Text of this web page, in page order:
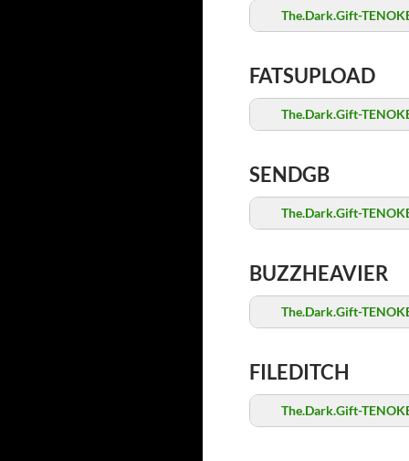
The.Dark.Gift-
FATSUPLOAD
The.Dark.Gift-
SENDGB
The.Dark.Gift-
BUZZHEAVIER
The.Dark.Gift-
FILEDITCH
The.Dark.Gift-